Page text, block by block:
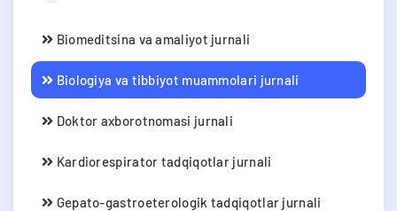
Biomeditsina va amaliyot jurnali
Biologiya va tibbiyot muammolari jurnali
Doktor axborotnomasi jurnali
Kardiorespirator tadqiqotlar jurnali
Gepato-gastroeterologik tadqiqotlar jurnali